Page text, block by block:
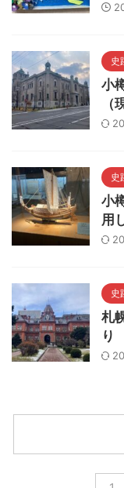
史
小
（
史
小
用
史
札
り